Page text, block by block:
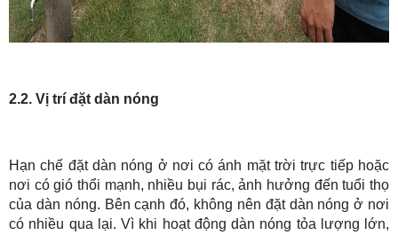
2.2. Vị trí đặt dàn nóng
Hạn chế đặt dàn nóng ở nơi có ánh mặt trời trực tiếp hoặc
nơi có gió thổi mạnh, nhiều bụi rác, ảnh hưởng đến tuổi thọ
của dàn nóng. Bên cạnh đó, không nên đặt dàn nóng ở nơi
có nhiều qua lại. Vì khi hoạt động dàn nóng tỏa lượng lớn,